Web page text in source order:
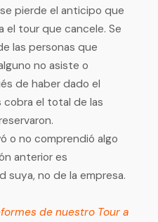
pierde el anticipo que
el tour que cancele. Se
las personas que
no asiste o
de haber dado el
cobra el total de las
o no comprendió algo
anterior es
suya, no de la empresa.
de nuestro Tour a